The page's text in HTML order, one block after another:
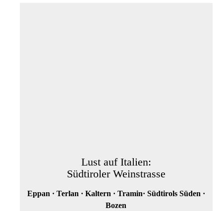
Lust auf Italien:
Südtiroler Weinstrasse
Eppan · Terlan · Kaltern · Tramin· Südtirols Süden ·
Bozen